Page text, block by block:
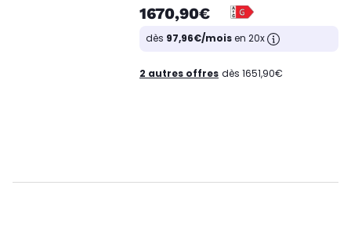
1670,90€
dès 97,96€/moisen 20x
2 autres offres dès 1651,90€